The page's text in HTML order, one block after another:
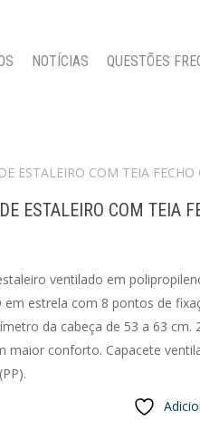
NOTÍCIAS QUESTÕES
ESTALEIRO COM TEIA
ESTALEIRO COM TEIA
ventilado em
estrela com 8 pontos de
da cabeça de 53 a 63
maior conforto. Capacete